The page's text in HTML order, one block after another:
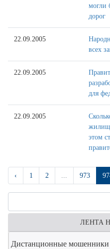
могли
дорог
22.09.2005
всех
22.09.2005
для
22.09.2005
этом
‹ 1 2 ... 973
ЛЕНТА
Дистанционные